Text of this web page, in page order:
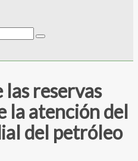
las reservas
la atención del
del petróleo